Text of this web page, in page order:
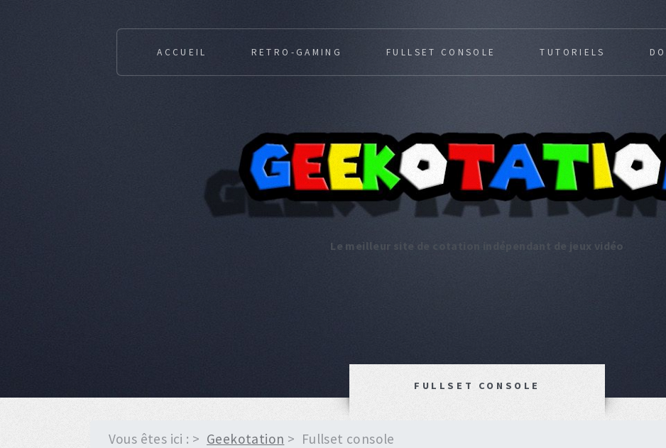
Le meilleur site de cotation indépendant de jeux vidéo
ACCUEIL RETRO-GAMING FULLSET CONSOLE TUTORIELS
FULLSET CONSOLE
Vous êtes ici : Geekotation Fullset console